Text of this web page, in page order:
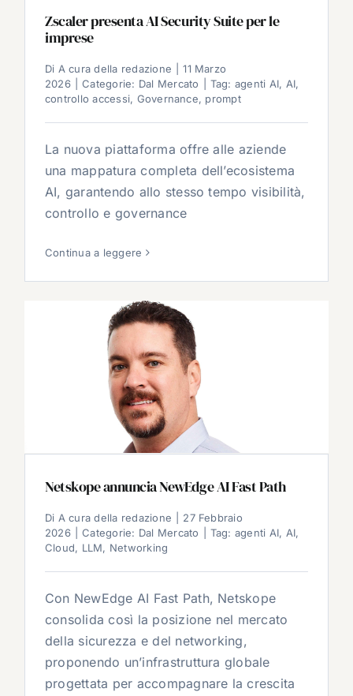
Zscaler presenta AI Security Suite per le
imprese
Di A cura della redazione
11 Marzo
2026
Categorie: Dal Mercato Tag: agenti AI, AI,
controllo accessi, Governance, prompt
La nuova piattaforma offre alle aziende
una mappatura completa dell’ecosistema
AI, garantendo allo stesso tempo visibilità,
controllo e governance
Continua a leggere
Netskope annuncia NewEdge AI Fast Path
Di A cura della redazione
27 Febbraio
2026
Categorie: Dal Mercato Tag: agenti AI, AI,
Cloud, LLM, Networking
Con NewEdge AI Fast Path, Netskope
consolida così la posizione nel mercato
della sicurezza e del networking,
proponendo un’infrastruttura globale
progettata per accompagnare la crescita